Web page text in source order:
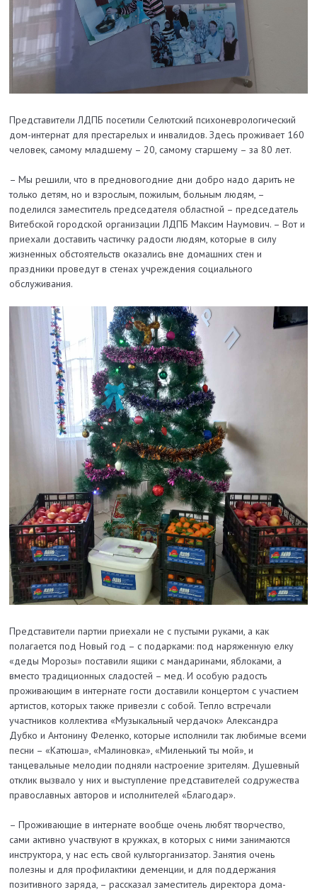
Представители ЛДПБ посетили Селютский психоневрологический
дом-интернат для престарелых и инвалидов. Здесь проживает 160
человек, самому младшему – 20, самому старшему – за 80 лет.
– Мы решили, что в предновогодние дни добро надо дарить не
только детям, но и взрослым, пожилым, больным людям, –
поделился заместитель председателя областной – председатель
Витебской городской организации ЛДПБ Максим Наумович. – Вот и
приехали доставить частичку радости людям, которые в силу
жизненных обстоятельств оказались вне домашних стен и
праздники проведут в стенах учреждения социального
обслуживания.
Представители партии приехали не с пустыми руками, а как
полагается под Новый год – с подарками: под наряженную елку
«деды Морозы» поставили ящики с мандаринами, яблоками, а
вместо традиционных сладостей – мед. И особую радость
проживающим в интернате гости доставили концертом с участием
артистов, которых также привезли с собой. Тепло встречали
участников коллектива «Музыкальный чердачок» Александра
Дубко и Антонину Феленко, которые исполнили так любимые всеми
песни – «Катюша», «Малиновка», «Миленький ты мой», и
танцевальные мелодии подняли настроение зрителям. Душевный
отклик вызвало у них и выступление представителей содружества
православных авторов и исполнителей «Благодар».
– Проживающие в интернате вообще очень любят творчество,
сами активно участвуют в кружках, в которых с ними занимаются
инструктора, у нас есть свой культорганизатор. Занятия очень
полезны и для профилактики деменции, и для поддержания
позитивного заряда, – рассказал заместитель директора дома-